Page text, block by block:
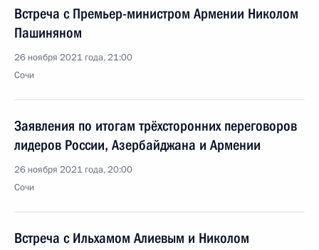
Встреча с Премьер-министром Армении Николом
Пашиняном
26 ноября 2021 года, 21:00
Сочи
Заявления по итогам трёхсторонних переговоров
лидеров России, Азербайджана и Армении
26 ноября 2021 года, 20:00
Сочи
Встреча с Ильхамом Алиевым и Николом